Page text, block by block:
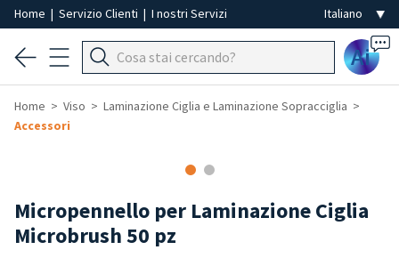
Home | Servizio Clienti | I nostri Servizi
Ai
Home Viso
Laminazione Ciglia e Laminazione Sopracciglia
Accessori
Micropennello per Laminazione Ciglia
Microbrush 50 pz